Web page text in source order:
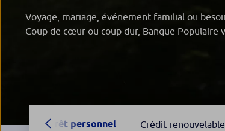
Voyage, mariage, événement familial ou
Coup de cœur ou coup dur, Banque Populaire
Prêt personnel Crédit renouvelable